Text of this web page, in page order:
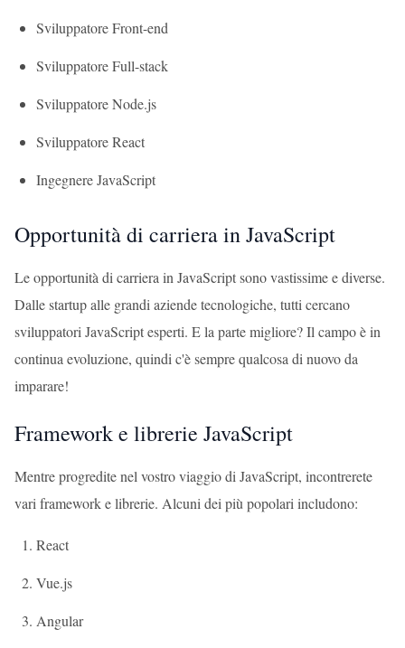
Sviluppatore Front-end
Sviluppatore Full-stack
Sviluppatore Node.js
Sviluppatore React
Ingegnere JavaScript
Opportunità di carriera in JavaScript
Le opportunità di carriera in JavaScript sono vastissime e diverse.
Dalle startup alle grandi aziende tecnologiche, tutti cercano
sviluppatori JavaScript esperti. E la parte migliore? Il campo è in
continua evoluzione, quindi c'è sempre qualcosa di nuovo da
imparare!
Framework e librerie JavaScript
Mentre progredite nel vostro viaggio di JavaScript, incontrerete
vari framework e librerie. Alcuni dei più popolari includono:
React
Vue.js
Angular